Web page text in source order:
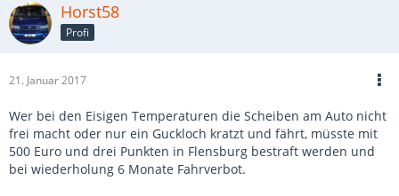
Horst58
Profi
21. Januar 2017
Wer bei den Eisigen Temperaturen die Scheiben am Auto nicht
frei macht oder nur ein Guckloch kratzt und fährt, müsste mit
500 Euro und drei Punkten in Flensburg bestraft werden und
bei wiederholung 6 Monate Fahrverbot.